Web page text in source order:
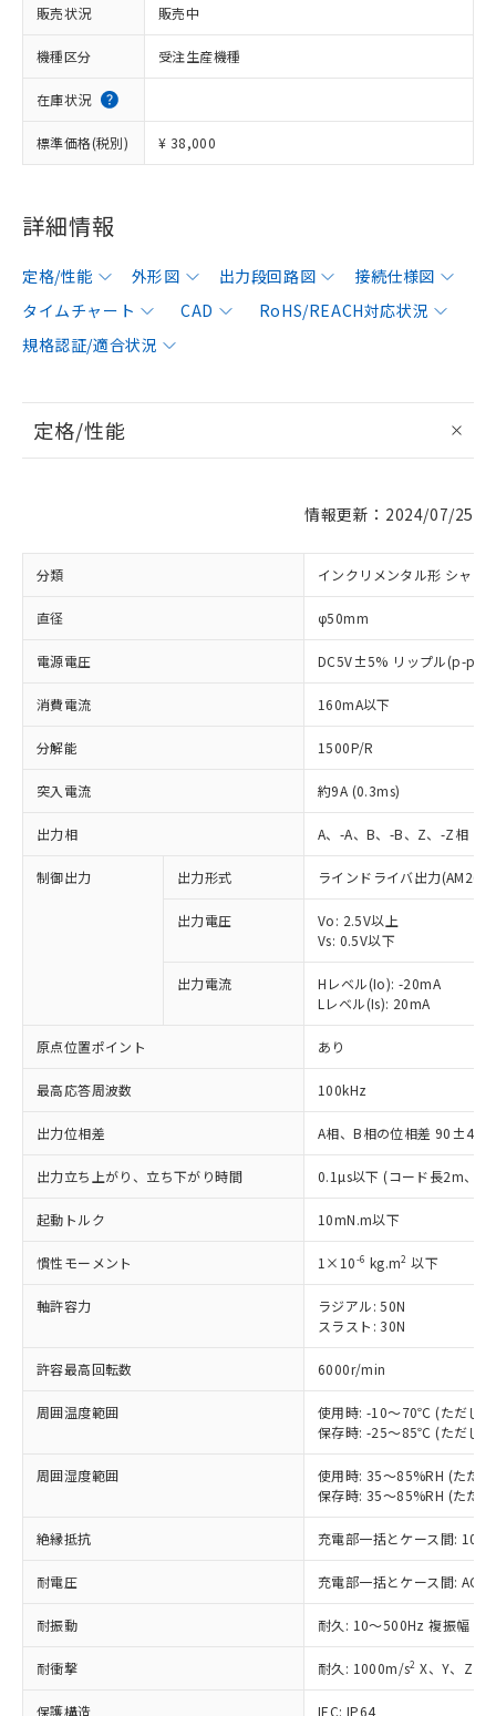
販売状況 販売中
機種区分 受注生産機種
在庫状況
標準価格(税別) ¥ 38,000
詳細情報
定格/性能 外形図 出力段回路図
接続仕様図
タイムチャート
CAD
RoHS/REACH対応状況
規格認証/適合状況
定格/性能
情報更新：2024/07/25
分類 インクリメンタル形 シャフ
直径 φ50mm
電源電圧 DC5V±5% リップル(p-
消費電流 160mA以下
分解能 1500P/R
突入電流 約9A (0.3ms)
出力相 A、-A、B、-B、Z、-Z相
制御出力 出力形式 ラインドライバ出力
出力電圧
Vo: 2.5V以上
Vs: 0.5V以下
出力電流
Hレベル(Io): -20mA
Lレベル(Is): 20mA
原点位置ポイント あり
最高応答周波数 100kHz
出力位相差 A相、B相の位相差
出力立ち上がり、立ち下がり時間 0.1µs以下 (コード長2m、
起動トルク 10mN.m以下
慣性モーメント 1×10-6 kg.m2 以下
軸許容力
ラジアル: 50N
スラスト: 30N
許容最高回転数 6000r/min
周囲温度範囲
使用時: -10～70℃ (ただし
保存時: -25～85℃ (ただし
周囲湿度範囲
使用時: 35～85%RH (ただ
保存時: 35～85%RH (ただ
絶縁抵抗 充電部一括とケース間:
耐電圧 充電部一括とケース間:
耐振動 耐久: 10～500Hz 複振幅
耐衝撃 耐久: 1000m/s2 X、Y、Z 各
保護構造 IEC: IP64
ご利用条件
以下の条件をお読みいただき、同意のうえ
本サービスは、当社制御機器事業取扱
商品の当社在庫状況および標準価格
(税抜)を提供させていただくもので
当社制御機器事業取扱商品の中には、
本サービスの対象外となる商品もある
ことをご了承ください。
在庫状況および標準価格照会結果は、
タに基づき作成されるものであり、閲
覧された時点での実際の在庫および標
準価格とは異なる場合があることをご
非含有に対応した製品が提供可能な商品で
す。
対応予定：EU RoHS指令（10物質）の非含
有に対応した製品に切り替える予定のある
対応予定なし：EU RoHS指令（10物質）の
非含有に非対応の商品で、対応品を出す予
調査・確認中：EU RoHS指令（10物質）の
非含有の対応状況を調査中または確認中の
非該当品：ライセンス料など無形物で、有
害物質有無と関係のない商品です。
仕入先様の事情により、非含有部品として
いたものが、含有品と判明した場合などや
むを得ず変更することがあります。
鉛(Pb) 1000ppm以下、 水銀(Hg) 1000ppm以下、 カド
六価クロム(Cr(Ⅵ)) 1000ppm以下、ポリ臭化ビフェニル
類(PBB) 1000ppm以下、ポリ臭化ジフェニルエーテル類
(PBDE) 1000ppm以下、フタル酸ビス(2-エチルヘキシ
「○」：最大均質材料含有率が中国RoHSの
基準値以下であることを示します。
「×」：最大均質材料含有率が中国RoHSの
基準値を超えていることを示します。
「－」：未確認です。当社販売部門へお問
*中国RoHS10物質の基準値 (GB/T26572)：
Pb(鉛) :1000ppm、 Hg(水銀) : 1000ppm、 Cd(カドミウ
Cr(Ⅵ)(六価クロム) : 1000ppm、 PBBs(ポリ臭化ビフェ
ニル類) : 1000ppm、 PBDEs(ポリ臭化ジフェニルエーテ
当社は、これら貴社製品のうち、外国
為替および外国貿易法に定める商品
（以下｢規制貨物等」という）を輸出
または国外への提供する場合は、日本
国政府の輸出許可(または役務取引許
可)を取得するなどの必要な手続きを